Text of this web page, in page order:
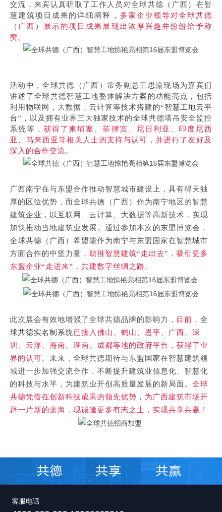
交流，来宾认真听取了工作人员对全球共德（广西）在智
慧建筑项目成果的详细阐释， 多家企业领导对全球共德
（广西）展示的项目成果展现出浓厚兴趣并纷纷给予称
赞。
活动中，全球共德（广西）常务副总王思渝现场为嘉宾们
讲述了全球共德智慧工地整体解决方案的功能亮点，包括
利用物联网，大数据，云计算等技术搭建的“智慧工地云平
台”，以及拥有业界三大独家技术的全球共德塔吊安全监控
系统等，获得了柬埔寨、菲律宾、尼日利亚、印度尼西
亚、马来西亚等相关人士的支持与认可，并进行了友好及
深入的合作交流。
广西南宁在与东盟合作推动智慧城市建设上，具有得天独
厚的区位优势，而全球共德（广西）作为南宁地区的智慧
建筑企业，以互联网、云计算、大数据等高新技术，实现
加快推动当地建筑业发展。通过参加本次的东盟博览会，
全球共德（广西）希望能作为南宁与东盟国家在智慧城市
方面合作的中坚力量 ，助推智慧建筑“走出去”，吸引更多
东盟企业“走进来”，共建数字丝绸之路。
此次展会有效地增强了全球共德品牌的影响力， 目前， 全
球共德实名制系统已接入佛山、鹤山、恩平、广西、深
圳、云浮、海南、湖南、成都等地的政府平台，获得了业
界的认可。 未来，全球共德期待与东盟国家在智慧建筑领
域进一步加强交流合作，不断提升建筑业信息化、智慧化
的科技与水平，为建筑业开创高质量发展的新局面。 全球
共德凭借在创新科技成果的领先优势，为广西建筑市场开
辟一片新的蓝海，现诚邀更多有志之士，实现共享共赢！
客服电话